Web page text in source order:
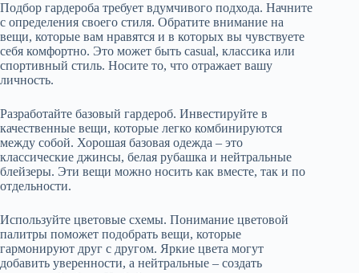
Подбор гардероба требует вдумчивого подхода. Начните
с определения своего стиля. Обратите внимание на
вещи, которые вам нравятся и в которых вы чувствуете
себя комфортно. Это может быть casual, классика или
спортивный стиль. Носите то, что отражает вашу
личность.
Разработайте базовый гардероб. Инвестируйте в
качественные вещи, которые легко комбинируются
между собой. Хорошая базовая одежда – это
классические джинсы, белая рубашка и нейтральные
блейзеры. Эти вещи можно носить как вместе, так и по
отдельности.
Используйте цветовые схемы. Понимание цветовой
палитры поможет подобрать вещи, которые
гармонируют друг с другом. Яркие цвета могут
добавить уверенности, а нейтральные – создать